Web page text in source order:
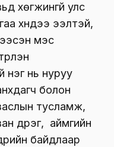
хөгжингүй улс
хүндээ ээлтэй,
мэс
нэг нь нуруу
болон
тусламж,
дүүрэг, аймгийн
байдлаар